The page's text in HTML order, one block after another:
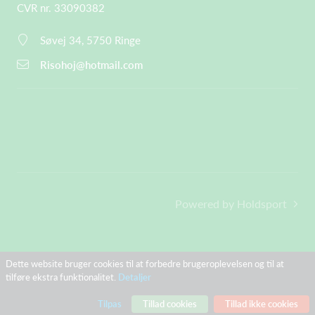
CVR nr. 33090382
Søvej 34, 5750 Ringe
Risohoj@hotmail.com
Powered by Holdsport
Dette website bruger cookies til at forbedre brugeroplevelsen og til at
tilføre ekstra funktionalitet. Detaljer
Tillad ikke cookies
Tillad cookies
Tilpas